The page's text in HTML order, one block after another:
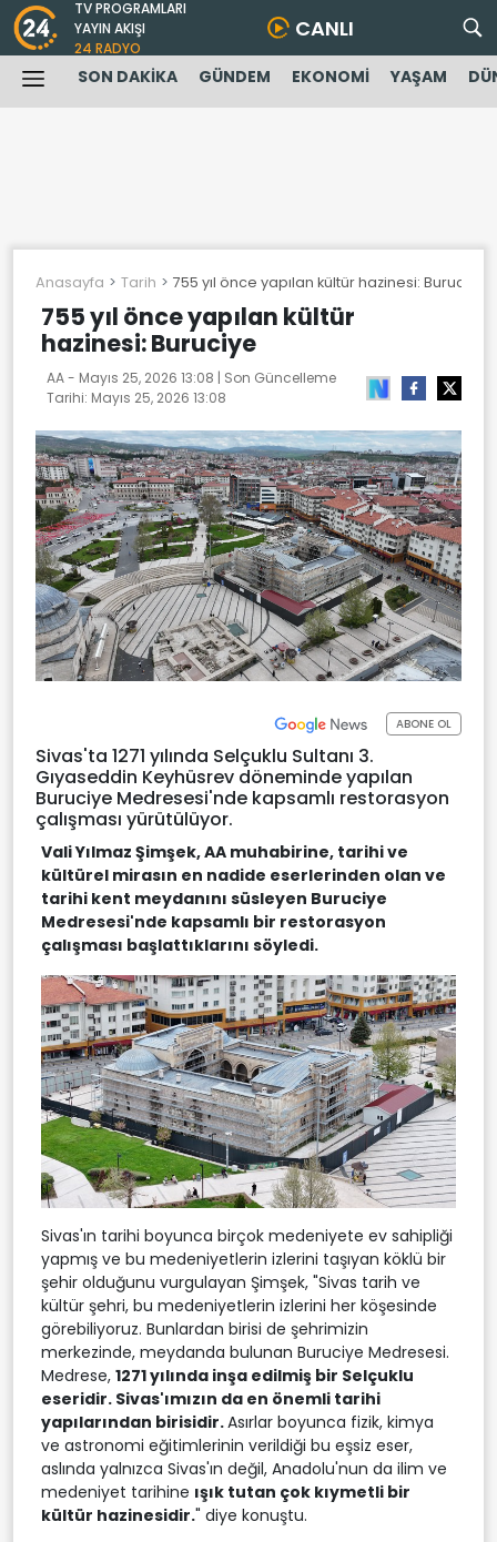
TV PROGRAMLARI
YAYIN AKIŞI
24 RADYO
CANLI
SON DAKİKA GÜNDEM EKONOMİ YAŞAM
Anasayfa Tarih 755 yıl önce yapılan kültür hazinesi: Buruciye
755 yıl önce yapılan kültür
hazinesi: Buruciye
AA - Mayıs 25, 2026 13:08 | Son Güncelleme
Tarihi: Mayıs 25, 2026 13:08
ABONE OL
Sivas'ta 1271 yılında Selçuklu Sultanı 3.
Gıyaseddin Keyhüsrev döneminde yapılan
Buruciye Medresesi'nde kapsamlı restorasyon
çalışması yürütülüyor.
Vali Yılmaz Şimşek, AA muhabirine, tarihi ve
kültürel mirasın en nadide eserlerinden olan ve
tarihi kent meydanını süsleyen Buruciye
Medresesi'nde kapsamlı bir restorasyon
çalışması başlattıklarını söyledi.
Sivas'ın tarihi boyunca birçok medeniyete ev sahipliği
yapmış ve bu medeniyetlerin izlerini taşıyan köklü bir
şehir olduğunu vurgulayan Şimşek, "Sivas tarih ve
kültür şehri, bu medeniyetlerin izlerini her köşesinde
görebiliyoruz. Bunlardan birisi de şehrimizin
merkezinde, meydanda bulunan Buruciye Medresesi.
Medrese, 1271 yılında inşa edilmiş bir Selçuklu
eseridir. Sivas'ımızın da en önemli tarihi
yapılarından birisidir.Asırlar boyunca fizik, kimya
ve astronomi eğitimlerinin verildiği bu eşsiz eser,
aslında yalnızca Sivas'ın değil, Anadolu'nun da ilim ve
medeniyet tarihine ışık tutan çok kıymetli bir
kültür hazinesidir." diye konuştu.